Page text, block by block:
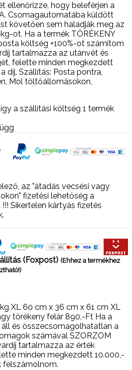
ellenőrizze, hogy beleférjen a
Csomagautomatába küldött
követően sem haladják meg az
ot. Ha a termék TÖRÉKENY
költség +100%-ot számítom
tartalmazza az utánvét és
felette minden megkezdett
díj. Szállítás: Posta pontra,
Mol töltőállomásokon,
így a szállítási költség 1 termék
az "átadás vecsési vagy
fizetési lehetőség a
Sikertelen kártyás fizetés
(Foxpost) (Ehhez a termékhez
XL 60 cm x 36 cm x 61 cm XL
törékeny felár 890,-Ft Ha a
és összecsomagolhatatlan a
számával SZORZOM
tartalmazza az érték
minden megkezdett 10.000,-
felszámolnom.